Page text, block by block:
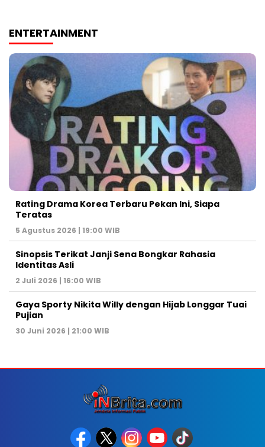
ENTERTAINMENT
Rating Drama Korea Terbaru Pekan Ini, Siapa
Teratas
5 Agustus 2026 | 19:00 WIB
Sinopsis Terikat Janji Sena Bongkar Rahasia
Identitas Asli
2 Juli 2026 | 16:00 WIB
Gaya Sporty Nikita Willy dengan Hijab Longgar Tuai
Pujian
30 Juni 2026 | 21:00 WIB